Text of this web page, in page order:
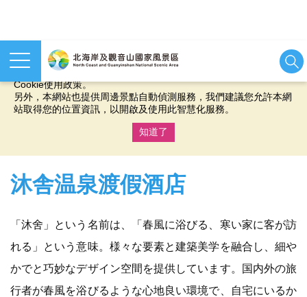
本網站使用cookies等相關技術以持續優化網站服務，並有助於為
您提供更佳的體驗，當您繼續使用本網站即表示您同意我們的
Cookie使用政策。
另外，本網站也提供周邊景點自動偵測服務，我們建議您允許本網
站取得您的位置資訊，以開啟及使用此智慧化服務。
知道了
沐舎温泉渡假酒店
「沐舍」という名前は、「春風に浴びる、寒い家に客が訪
れる」という意味。様々な要素と建築美学を融合し、細や
かでと巧妙なデザイン空間を提供しています。国内外の旅
行者が春風を浴びるような心地良い環境で、自宅にいるか